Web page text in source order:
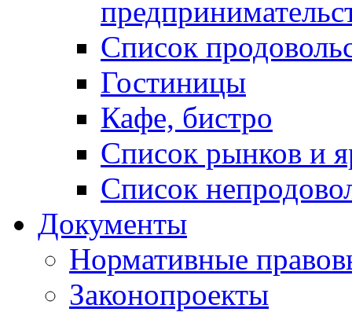
Список
Гостиницы
Кафе, бистро
Cписок рынков и
Список
Документы
Нормативные
Законопроекты